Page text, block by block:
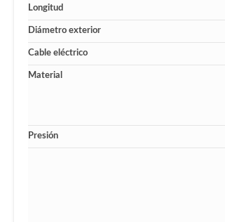
Longitud
Diámetro exterior
Cable eléctrico
Material
Presión